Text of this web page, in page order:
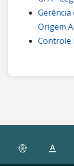
Gerência
Origem
Controle